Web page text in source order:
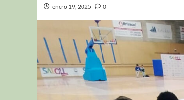
enero 19, 2025 0